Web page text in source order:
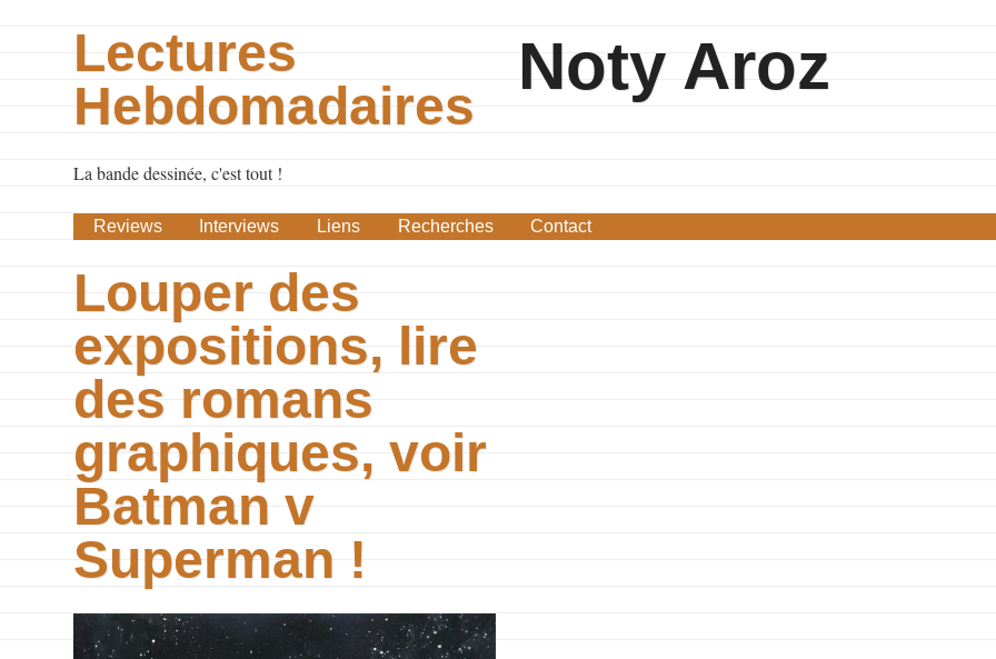
Lectures
Hebdomadaires
La bande dessinée, c'est tout !
Noty Aroz
Reviews Interviews Liens Recherches Contact
Louper des
expositions, lire
des romans
graphiques, voir
Batman v
Superman !